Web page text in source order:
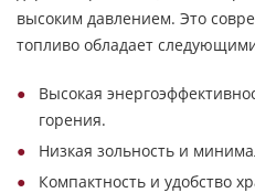
высоким давлением. Это
топливо обладает
Высокая
горения.
Низкая зольность и
Компактность и удобство